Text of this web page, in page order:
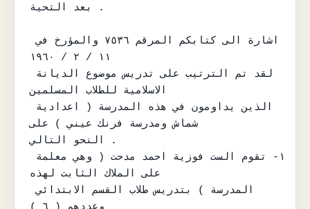
بعد التحية .
اشارة الى كتابكم المرقم ٧٥٣٦ والمؤرخ في
١١ / ٢ / ١٩٦٠
الاسلامية للطلاب المسلمين
شماش ومدرسة فرنك عيني ) على
النحو التالي .
على الملاك الثابت لهذه
المدرسة ) بتدريس طلاب القسم الابتدائي